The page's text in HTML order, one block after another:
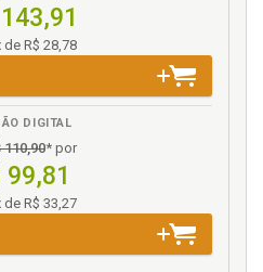
do direito. Permuta de
suscitados, p. 40
suscitados, p. 40
Dano moral, p. 78
p. 47
p. 83
internados, p. 97
jurídicas, p. 37
de R$ 28,78
DIGITAL
110,90* por
99,81
de R$ 33,27